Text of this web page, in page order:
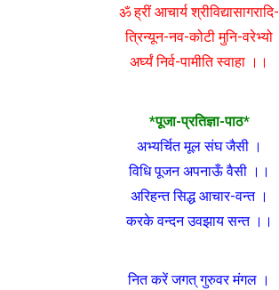
ॐ ह्रीं आचार्य श्रीविद्यासागरादि-
त्रिन्यून-नव-कोटी मुनि-वरेभ्यो
अर्घ्यं निर्व-पामीति स्वाहा ।।
*पूजा-प्रतिज्ञा-पाठ*
अभ्यर्चित मूल संघ जैसी ।
विधि पूजन अपनाऊँ वैसी ।।
अरिहन्त सिद्ध आचार-वन्त ।
करके वन्दन उवझाय सन्त ।।
नित करें जगत् गुरुवर मंगल ।